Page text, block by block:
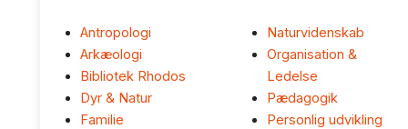
Antropologi
Arkæologi
Bibliotek Rhodos
Dyr & Natur
Familie
Naturvidenskab
Organisation &
Ledelse
Pædagogik
Personlig udvikling